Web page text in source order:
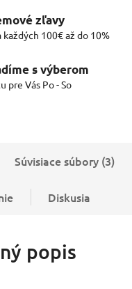
zľavy
každých 100€ až do 10%
s výberom
pre Vás Po - So
Súvisiace súbory (3)
Diskusia
popis